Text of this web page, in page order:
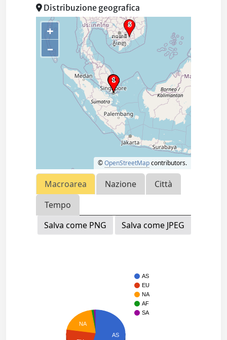
Distribuzione geografica
+
–
©OpenStreetMapcontributors.
Macroarea Nazione
Città
Tempo
Salva come PNG
Salva come JPEG
AS
EU
NA
AF
SA
NA
AS